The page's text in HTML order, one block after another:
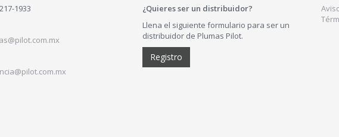
1933
¿Quieres ser un distribuidor?
Llena el siguiente formulario para ser un
distribuidor de Plumas Pilot.
Registro